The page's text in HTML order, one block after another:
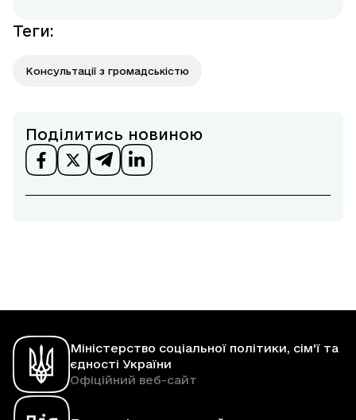
Теги:
Консультації з громадськістю
Поділитись новиною
Міністерство соціальної політики, сім'ї та
єдності України
Офіційний веб-сайт